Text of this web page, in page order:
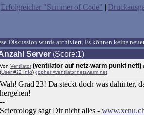
Erfolgreicher "Summer of Code" |
Diskussion wurde archiviert. Es können keine
Server (Score:1)
Von Ventilator (ventilator auf netz-warm punkt nett)
(User #22 Info) gopher://ventilator.netswarm.net
Wah! Grad 23! Da steckt doch was dahinter,
hergehen!
--
Scientology sagt Dir nicht alles -